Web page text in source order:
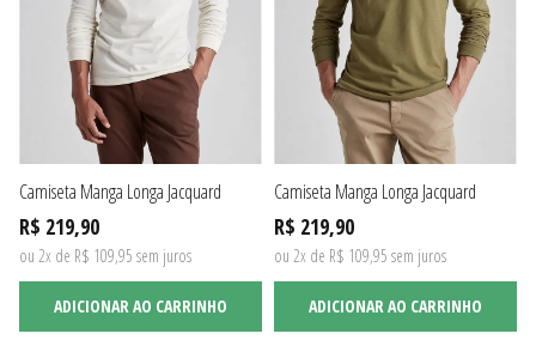
Camiseta Manga Longa Jacquard
R$ 219,90
ou 2x de R$ 109,95 sem juros
ADICIONAR AO CARRINHO
Camiseta Manga Longa Jacquard
R$ 219,90
ou 2x de R$ 109,95 sem juros
ADICIONAR AO CARRINHO